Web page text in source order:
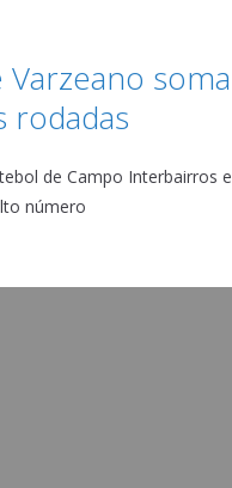
soma
rodadas
de Campo Interbairros e
número